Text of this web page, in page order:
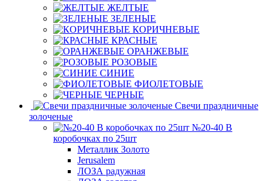
ЖЕЛТЫЕ
ЗЕЛЕНЫЕ
КОРИЧНЕВЫЕ
КРАСНЫЕ
ОРАНЖЕВЫЕ
РОЗОВЫЕ
СИНИЕ
ФИОЛЕТОВЫЕ
ЧЕРНЫЕ
Свечи праздничные
золоченые
№20-40 В
коробочках по 25шт
Металлик Золото
Jerusalem
ЛОЗА радужная